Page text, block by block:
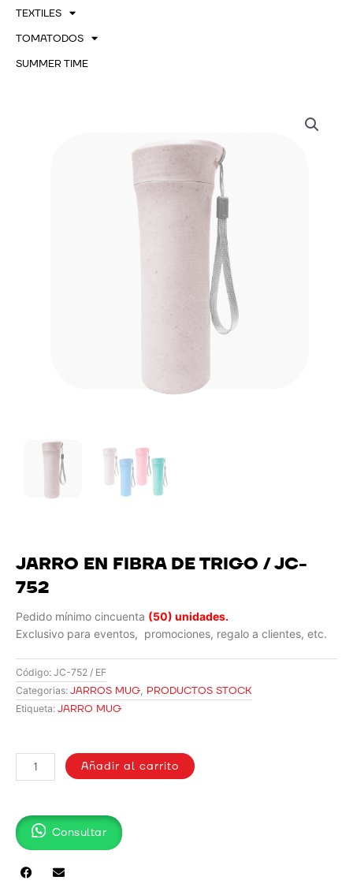
TEXTILES
TOMATODOS
SUMMER TIME
JARRO EN FIBRA DE TRIGO / JC-
752
Pedido mínimo cincuenta (50) unidades.
Exclusivo para eventos, promociones, regalo a clientes, etc.
Código: JC-752 / EF
Categorias: JARROS MUG, PRODUCTOS STOCK
Etiqueta: JARRO MUG
FIBRA
TRIGO
/
JC-
752
Añadir al carrito
Consultar